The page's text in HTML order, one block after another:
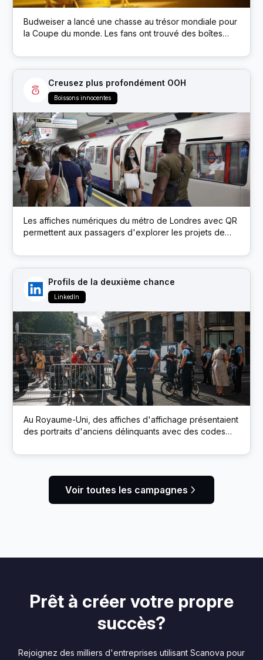
Budweiser a lancé une chasse au trésor mondiale pour
la Coupe du monde. Les fans ont trouvé des boîtes
publics ; chaque boîte avait un code QR qui débloquait
des prix comme des billets de match et de la bière.
Creusez plus profondément OOH
Boissons innocentes
Les affiches numériques du métro de Londres avec QR
permettent aux passagers d'explorer les projets de
Profils de la deuxième chance
LinkedIn
Au Royaume-Uni, des affiches d'affichage présentaient
des portraits d'anciens délinquants avec des codes
aux profils LinkedIn des candidats, encourageant ainsi
Voir toutes les campagnes
Prêt à créer votre propre
succès?
Rejoignez des milliers d'entreprises utilisant Scanova pour